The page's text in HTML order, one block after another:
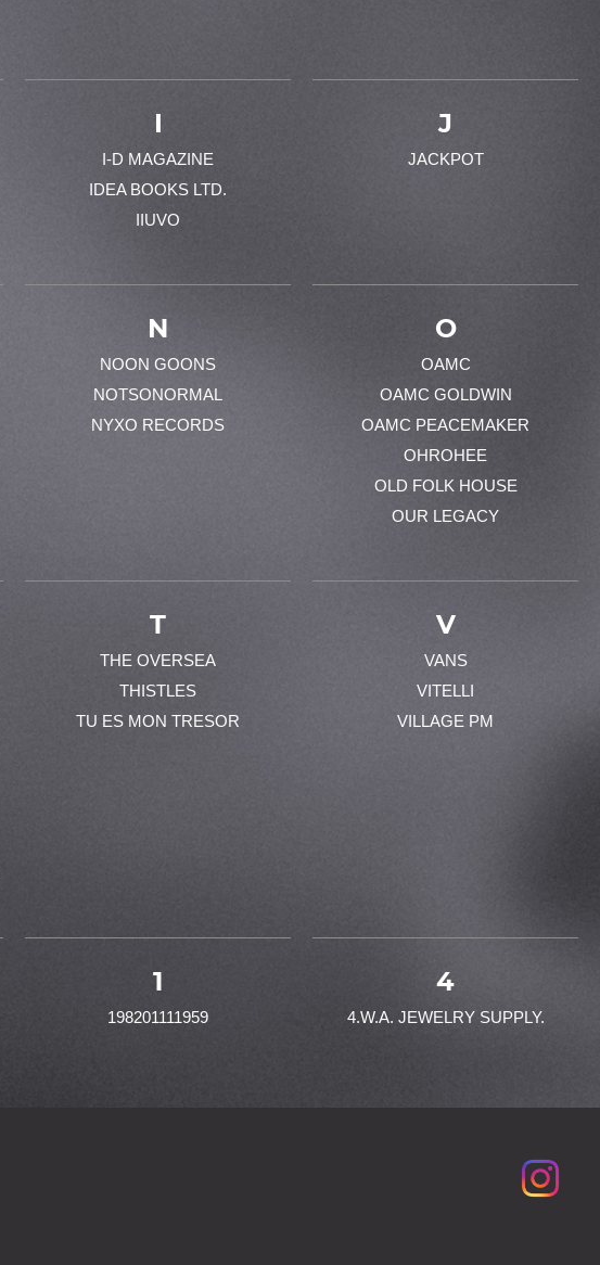
I
I-D MAGAZINE
IDEA BOOKS LTD.
IIUVO
J
JACKPOT
N
NOON GOONS
NOTSONORMAL
NYXO RECORDS
O
OAMC
OAMC GOLDWIN
OAMC PEACEMAKER
OHROHEE
OLD FOLK HOUSE
OUR LEGACY
T
THE OVERSEA
THISTLES
TU ES MON TRESOR
V
VANS
VITELLI
VILLAGE PM
1
198201111959
4
4.W.A. JEWELRY SUPPLY.